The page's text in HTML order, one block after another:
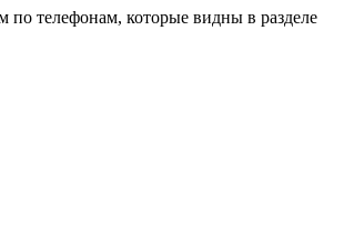
телефонам, которые видны в разделе